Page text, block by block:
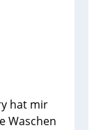
hat mir
Waschen